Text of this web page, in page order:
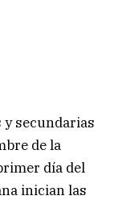
secundarias
de la
día del
inician las